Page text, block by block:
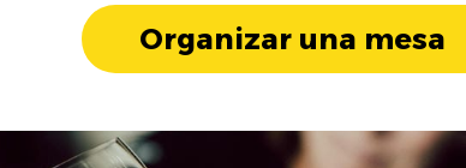
Organizar una mesa